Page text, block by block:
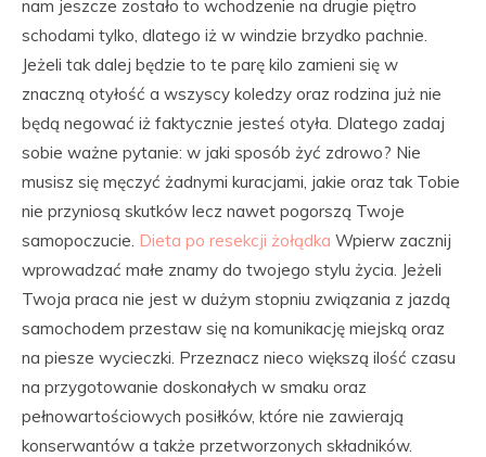
nam jeszcze zostało to wchodzenie na drugie piętro
schodami tylko, dlatego iż w windzie brzydko pachnie.
Jeżeli tak dalej będzie to te parę kilo zamieni się w
znaczną otyłość a wszyscy koledzy oraz rodzina już nie
będą negować iż faktycznie jesteś otyła. Dlatego zadaj
sobie ważne pytanie: w jaki sposób żyć zdrowo? Nie
musisz się męczyć żadnymi kuracjami, jakie oraz tak Tobie
nie przyniosą skutków lecz nawet pogorszą Twoje
samopoczucie. Dieta po resekcji żołądka Wpierw zacznij
wprowadzać małe znamy do twojego stylu życia. Jeżeli
Twoja praca nie jest w dużym stopniu związania z jazdą
samochodem przestaw się na komunikację miejską oraz
na piesze wycieczki. Przeznacz nieco większą ilość czasu
na przygotowanie doskonałych w smaku oraz
pełnowartościowych posiłków, które nie zawierają
konserwantów a także przetworzonych składników.